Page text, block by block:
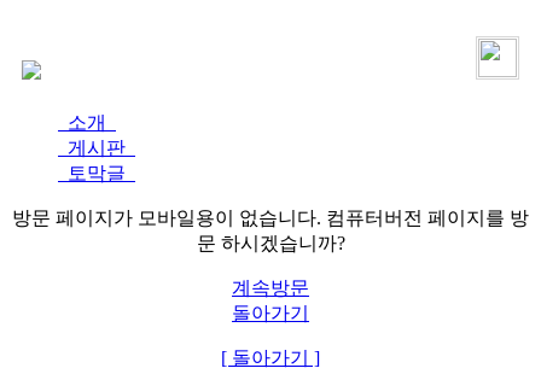
소개
게시판
토막글
방문 페이지가 모바일용이 없습니다. 컴퓨터버전 페이지를 방
문 하시겠습니까?
계속방문
돌아가기
[ 돌아가기 ]